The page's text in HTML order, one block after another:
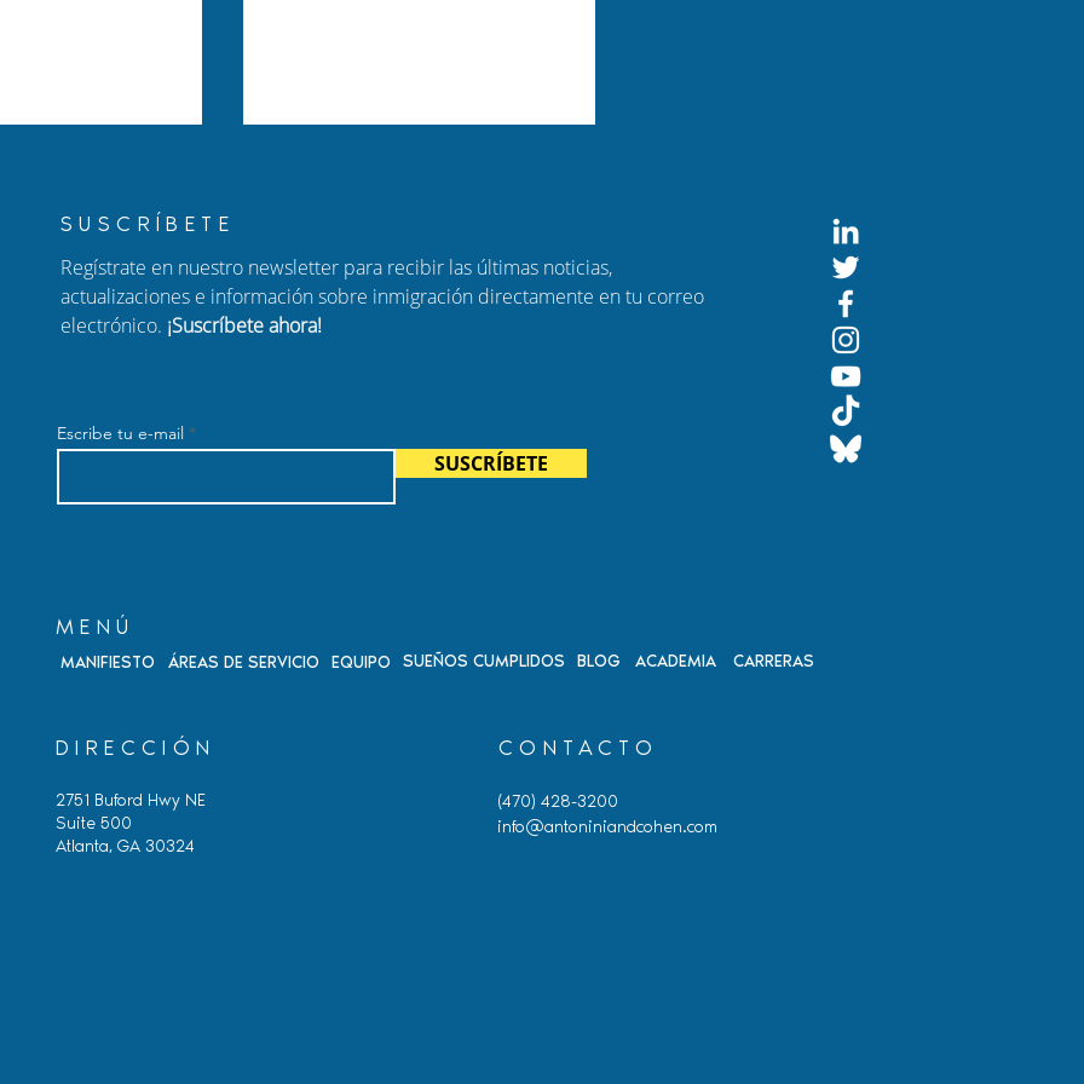
Nacimiento y Fraude
SUSCRÍBETE
Regístrate en nuestro newsletter para recibir las últimas noticias,
actualizaciones e información sobre inmigración directamente en tu correo
electrónico. ¡Suscríbete ahora!
Escribe tu e-mail
SUSCRÍBETE
MENÚ
MANIFIESTO ÁREAS DE SERVICIO
DIRECCIÓN
2751 Buford Hwy NE
Suite 500
Atlanta, GA 30324
EQUIPO SUEÑOS CUMPLIDOS BLOG ACADEMIA CARRERAS
CONTACTO
(470) 428-3200
info@antoniniandcohen.com